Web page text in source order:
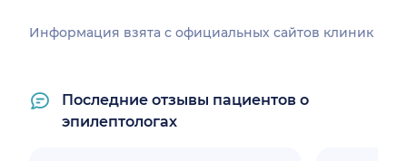
Информация взята c официальных сайтов клиник
Последние отзывы пациентов о
эпилептологах